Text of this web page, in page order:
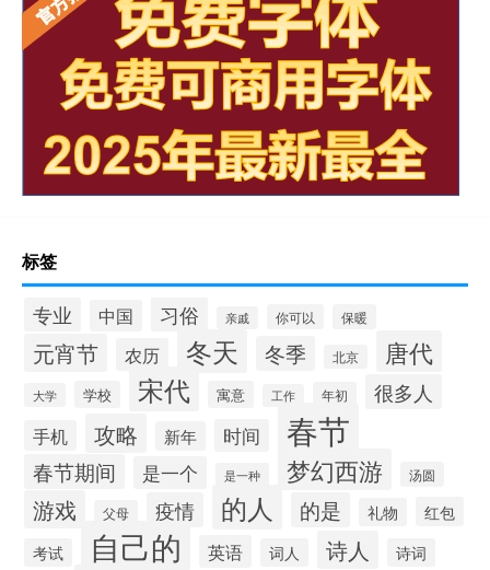
标签
专业 中国 习俗 亲戚 你可以 保暖
元宵节 农历 冬天 冬季 北京 唐代
大学 学校 宋代 寓意 工作 年初 很多人
手机 攻略 新年 时间 春节
春节期间 是一个 是一种 梦幻西游 汤圆
游戏 父母 疫情 的人 的是 礼物 红包
考试 自己的 英语 词人 诗人 诗词